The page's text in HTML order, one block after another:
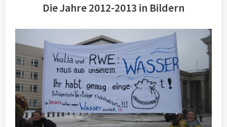
Die Jahre 2012-2013 in Bildern